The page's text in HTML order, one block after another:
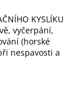
KYSLÍKU
vyčerpání,
(horské
nespavosti a